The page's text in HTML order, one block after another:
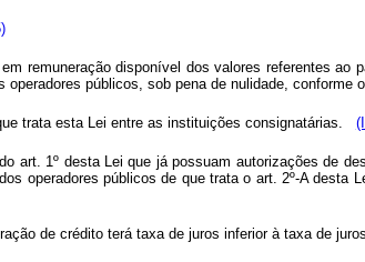
remuneração disponível dos valores referentes
públicos, sob pena de nulidade,
trata esta Lei entre as instituições consignatárias.
art. 1º desta Lei que já possuam autorizações de
operadores públicos de que trata o art. 2º-A
de crédito terá taxa de juros inferior à taxa de